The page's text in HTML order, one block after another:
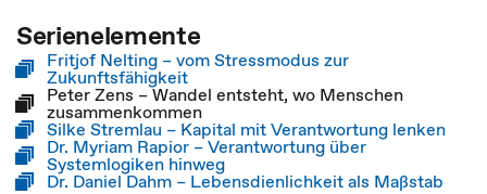
Serienelemente
Fritjof Nelting – vom Stressmodus zur
Zukunftsfähigkeit
Peter Zens – Wandel entsteht, wo Menschen
zusammenkommen
Silke Stremlau – Kapital mit Verantwortung lenken
Dr. Myriam Rapior – Verantwortung über
Systemlogiken hinweg
Dr. Daniel Dahm – Lebensdienlichkeit als Maßstab